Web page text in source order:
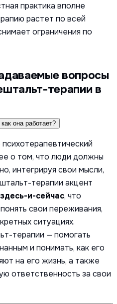
практика вполне
растет по всей
ограничения по
терапии в
она работает?
о том, что люди должны
интегрируя свои мысли,
терапии акцент
здесь-и-сейчас, что
свои переживания,
ситуациях.
терапии — помогать
и понимать, как его
на его жизнь, а также
ответственность за свои